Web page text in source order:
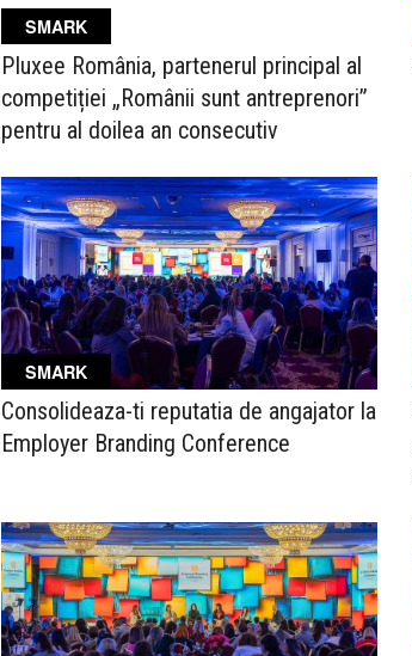
SMARK
Pluxee România, partenerul principal al
competiției „Românii sunt antreprenori”
pentru al doilea an consecutiv
SMARK
Consolideaza-ti reputatia de angajator la
Employer Branding Conference